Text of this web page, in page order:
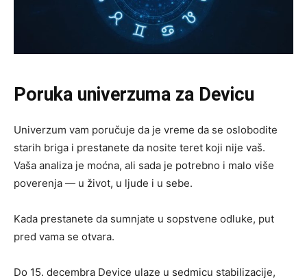
Poruka univerzuma za Devicu
Univerzum vam poručuje da je vreme da se oslobodite
starih briga i prestanete da nosite teret koji nije vaš.
Vaša analiza je moćna, ali sada je potrebno i malo više
poverenja — u život, u ljude i u sebe.
Kada prestanete da sumnjate u sopstvene odluke, put
pred vama se otvara.
Do 15. decembra Device ulaze u sedmicu stabilizacije,